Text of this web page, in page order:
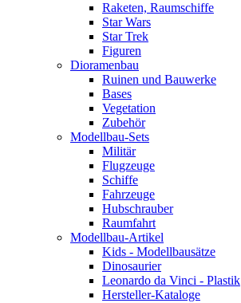
Raketen, Raumschiffe
Star Wars
Star Trek
Figuren
Dioramenbau
Ruinen und Bauwerke
Bases
Vegetation
Zubehör
Modellbau-Sets
Militär
Flugzeuge
Schiffe
Fahrzeuge
Hubschrauber
Raumfahrt
Modellbau-Artikel
Kids - Modellbausätze
Dinosaurier
Leonardo da Vinci - Plastik
Hersteller-Kataloge